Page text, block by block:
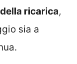
ricarica,
sia a